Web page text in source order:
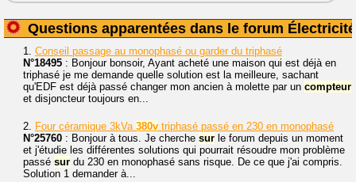
Questions apparentées dans le forum Électricité
1. Conseil passage au monophasé ou garder du triphasé
N°18495 : Bonjour bonsoir, Ayant acheté une maison qui est déjà en
triphasé je me demande quelle solution est la meilleure, sachant
qu'EDF est déjà passé changer mon ancien à molette par un compteur
et disjoncteur toujours en...
2. Four céramique 3kVa 380v triphasé passé en 230 en monophasé
N°25760 : Bonjour à tous. Je cherche sur le forum depuis un moment
et j'étudie les différentes solutions qui pourrait résoudre mon problème
passé sur du 230 en monophasé sans risque. De ce que j'ai compris.
Solution 1 demander à...